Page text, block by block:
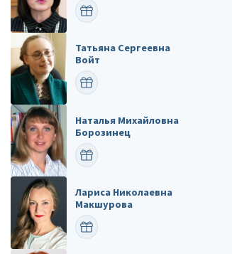
ПОЗДРАВИТЬ
Татьяна Сергеевна
Войт
ПОЗДРАВИТЬ
Наталья Михайловна
Борозинец
ПОЗДРАВИТЬ
Лариса Николаевна
Макшурова
ПОЗДРАВИТЬ